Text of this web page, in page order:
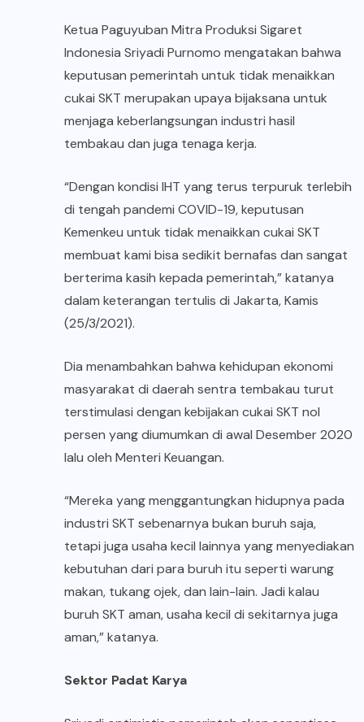
Ketua Paguyuban Mitra Produksi Sigaret
Indonesia Sriyadi Purnomo mengatakan bahwa
keputusan pemerintah untuk tidak menaikkan
cukai SKT merupakan upaya bijaksana untuk
menjaga keberlangsungan industri hasil
tembakau dan juga tenaga kerja.
“Dengan kondisi IHT yang terus terpuruk terlebih
di tengah pandemi COVID-19, keputusan
Kemenkeu untuk tidak menaikkan cukai SKT
membuat kami bisa sedikit bernafas dan sangat
berterima kasih kepada pemerintah,” katanya
dalam keterangan tertulis di Jakarta, Kamis
(25/3/2021).
Dia menambahkan bahwa kehidupan ekonomi
masyarakat di daerah sentra tembakau turut
terstimulasi dengan kebijakan cukai SKT nol
persen yang diumumkan di awal Desember 2020
lalu oleh Menteri Keuangan.
“Mereka yang menggantungkan hidupnya pada
industri SKT sebenarnya bukan buruh saja,
tetapi juga usaha kecil lainnya yang menyediakan
kebutuhan dari para buruh itu seperti warung
makan, tukang ojek, dan lain-lain. Jadi kalau
buruh SKT aman, usaha kecil di sekitarnya juga
aman,” katanya.
Sektor Padat Karya